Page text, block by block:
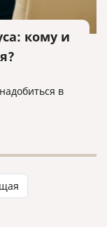
кому и
в